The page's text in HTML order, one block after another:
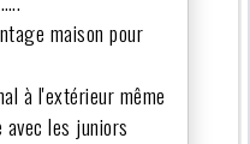
maison pour
à l'extérieur même
les juniors